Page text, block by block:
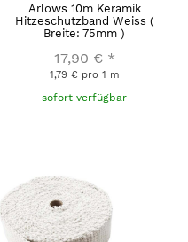
Arlows 10m Keramik
Hitzeschutzband Weiss (
Breite: 75mm )
17,90 € *
1,79 € pro 1 m
sofort verfügbar